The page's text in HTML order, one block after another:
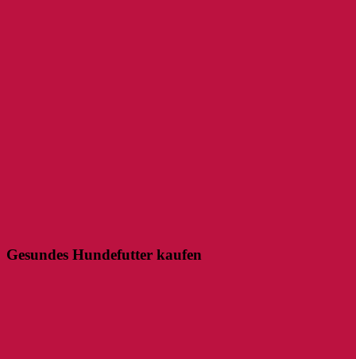
Gesundes Hundefutter kaufen